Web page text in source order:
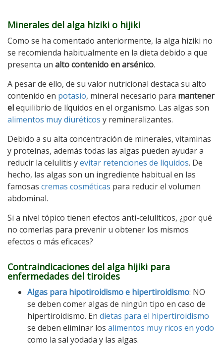
Minerales del alga hiziki o hijiki
Como se ha comentado anteriormente, la alga hiziki no
se recomienda habitualmente en la dieta debido a que
presenta un alto contenido en arsénico.
A pesar de ello, de su valor nutricional destaca su alto
contenido en potasio, mineral necesario para mantener
elequilibrio de líquidos en el organismo. Las algas son
alimentos muy diuréticos y remineralizantes.
Debido a su alta concentración de minerales, vitaminas
y proteínas, además todas las algas pueden ayudar a
reducir la celulitis yevitar retenciones de líquidos. De
hecho, las algas son un ingrediente habitual en las
famosas cremas cosméticas para reducir el volumen
abdominal.
Si a nivel tópico tienen efectos anti-celulíticos, ¿por qué
no comerlas para prevenir u obtener los mismos
efectos o más eficaces?
Contraindicaciones del alga hijiki para
enfermedades del tiroides
Algas para hipotiroidismo e hipertiroidismo: NO
se deben comer algas de ningún tipo en caso de
hipertiroidismo. En dietas para el hipertiroidismo
se deben eliminar los alimentos muy ricos en yodo
como la sal yodada y las algas.